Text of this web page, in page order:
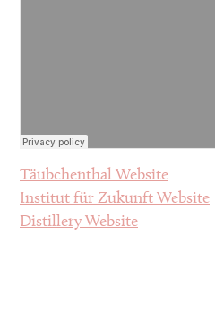
Täubchenthal Website
Institut für Zukunft Website
Distillery Website